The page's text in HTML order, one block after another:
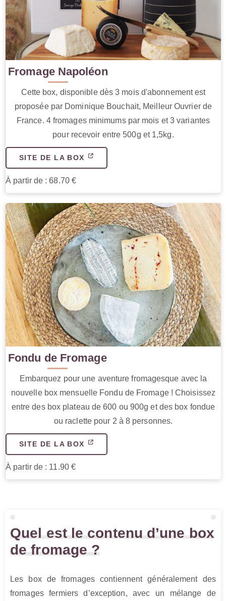
Fromage Napoléon
Cette box, disponible dès 3 mois d'abonnement est
proposée par Dominique Bouchait, Meilleur Ouvrier de
France. 4 fromages minimums par mois et 3 variantes
pour recevoir entre 500g et 1,5kg.
SITE DE LA BOX
À partir de : 68.70 €
Fondu de Fromage
Embarquez pour une aventure fromagesque avec la
nouvelle box mensuelle Fondu de Fromage ! Choisissez
entre des box plateau de 600 ou 900g et des box fondue
ou raclette pour 2 à 8 personnes.
SITE DE LA BOX
À partir de : 11.90 €
Quel est le contenu d’une box
de fromage ?
Les box de fromages contiennent généralement des
fromages fermiers d’exception, avec un mélange de